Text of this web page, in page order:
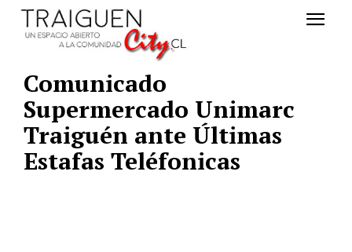
Comunicado
Supermercado Unimarc
Traiguén ante Últimas
Estafas Teléfonicas